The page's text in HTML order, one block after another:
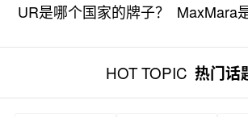
UR是哪个国家的牌子？ MaxMara
HOT TOPIC 热门话